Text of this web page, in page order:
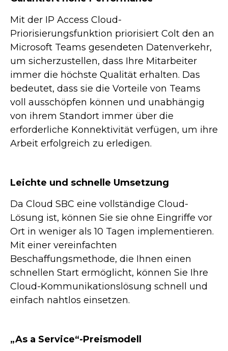
Mit der IP Access Cloud-
Priorisierungsfunktion priorisiert Colt den an
Microsoft Teams gesendeten Datenverkehr,
um sicherzustellen, dass Ihre Mitarbeiter
immer die höchste Qualität erhalten. Das
bedeutet, dass sie die Vorteile von Teams
voll ausschöpfen können und unabhängig
von ihrem Standort immer über die
erforderliche Konnektivität verfügen, um ihre
Arbeit erfolgreich zu erledigen.
Leichte und schnelle Umsetzung
Da Cloud SBC eine vollständige Cloud-
Lösung ist, können Sie sie ohne Eingriffe vor
Ort in weniger als 10 Tagen implementieren.
Mit einer vereinfachten
Beschaffungsmethode, die Ihnen einen
schnellen Start ermöglicht, können Sie Ihre
Cloud-Kommunikationslösung schnell und
einfach nahtlos einsetzen.
„As a Service“-Preismodell